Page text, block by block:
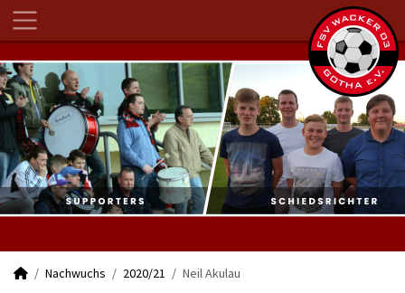
Nachwuchs 2020/21 Neil Akulau